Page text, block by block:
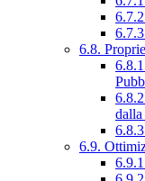
6.8.
6.9.